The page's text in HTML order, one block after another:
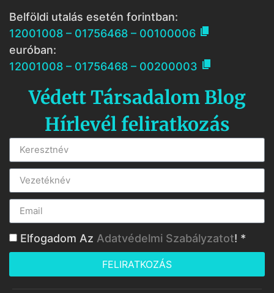
Belföldi utalás esetén forintban:
12001008 – 01756468 – 00100006 
euróban:
12001008 – 01756468 – 00200003 
Védett Társadalom Blog
Hírlevél feliratkozás
Elfogadom Az Adatvédelmi Szabályzatot! *
FELIRATKOZÁS